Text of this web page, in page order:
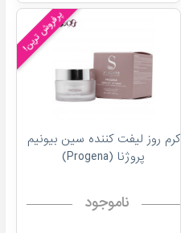
پرفروش ترین!
کرم روز لیفت کننده سین بیونیم
پروژنا (Progena)
ناموجود